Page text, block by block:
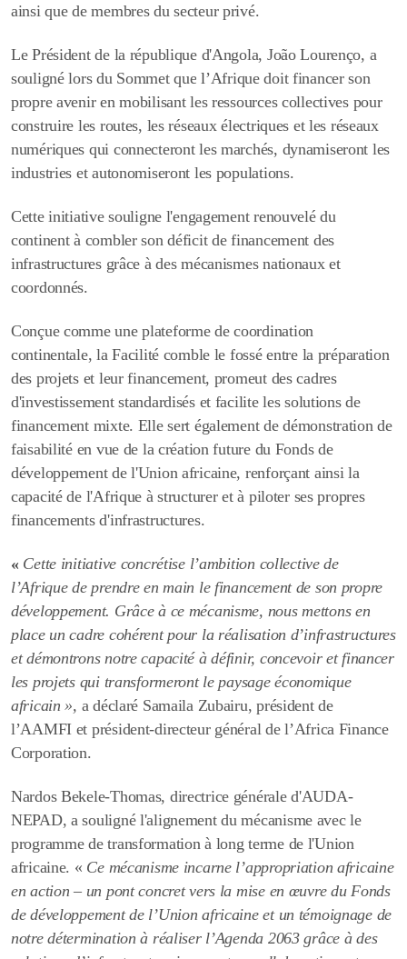
ainsi que de membres du secteur privé.
Le Président de la république d'Angola, João Lourenço, a
souligné lors du Sommet que l’Afrique doit financer son
propre avenir en mobilisant les ressources collectives pour
construire les routes, les réseaux électriques et les réseaux
numériques qui connecteront les marchés, dynamiseront les
industries et autonomiseront les populations.
Cette initiative souligne l'engagement renouvelé du
continent à combler son déficit de financement des
infrastructures grâce à des mécanismes nationaux et
coordonnés.
Conçue comme une plateforme de coordination
continentale, la Facilité comble le fossé entre la préparation
des projets et leur financement, promeut des cadres
d'investissement standardisés et facilite les solutions de
financement mixte. Elle sert également de démonstration de
faisabilité en vue de la création future du Fonds de
développement de l'Union africaine, renforçant ainsi la
capacité de l'Afrique à structurer et à piloter ses propres
financements d'infrastructures.
« Cette initiative concrétise l’ambition collective de
l’Afrique de prendre en main le financement de son propre
développement. Grâce à ce mécanisme, nous mettons en
place un cadre cohérent pour la réalisation d’infrastructures
et démontrons notre capacité à définir, concevoir et financer
les projets qui transformeront le paysage économique
africain », a déclaré Samaila Zubairu, président de
l’AAMFI et président-directeur général de l’Africa Finance
Corporation.
Nardos Bekele-Thomas, directrice générale d'AUDA-
NEPAD, a souligné l'alignement du mécanisme avec le
programme de transformation à long terme de l'Union
africaine. « Ce mécanisme incarne l’appropriation africaine
en action – un pont concret vers la mise en œuvre du Fonds
de développement de l’Union africaine et un témoignage de
notre détermination à réaliser l’Agenda 2063 grâce à des